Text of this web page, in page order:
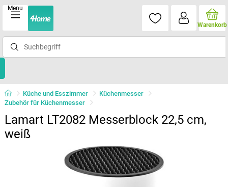
Menu
Warenkorb
Küche und Esszimmer
Küchenmesser
Zubehör für Küchenmesser
Lamart LT2082 Messerblock 22,5 cm,
weiß